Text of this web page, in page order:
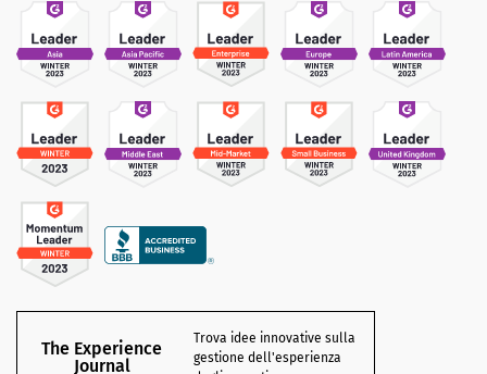
The Experience
Journal
Trova idee innovative sulla
gestione dell'esperienza